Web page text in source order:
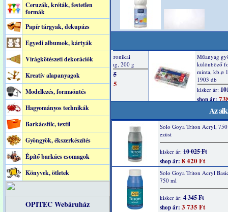
Ceruzák, kréták, festetlen
formák
Papír tárgyak, dekupázs
Egyedi albumok, kártyák
Virágkötészeti dekorációk
Kreatív alapanyagok
Modellezés, formaöntés
Hagyományos technikák
Barkácsfilc, textil
Gyöngyök, ékszerkészítés
Építő barkács csomagok
Könyvek, ötletek
OPITEC Webáruház
Az
Solo Goya Triton Acryl,
ezüst
kisker ár: 10 025 Ft
shop ár: 8 420 Ft
Solo Goya Triton Acryl
750 ml
kisker ár: 4 345 Ft
shop ár: 3 735 Ft